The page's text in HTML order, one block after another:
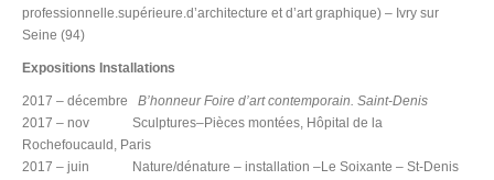
professionnelle.supérieure.d’architecture et d’art graphique) – Ivry sur
Seine (94)
Expositions Installations
2017 – décembre B’honneur Foire d’art contemporain. Saint-Denis
2017 – nov Sculptures–Pièces montées, Hôpital de la
Rochefoucauld, Paris
2017 – juin Nature/dénature – installation –Le Soixante – St-Denis